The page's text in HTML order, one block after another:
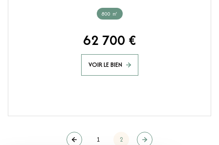
800 ㎡
62 700 €
VOIR LE BIEN
1 2